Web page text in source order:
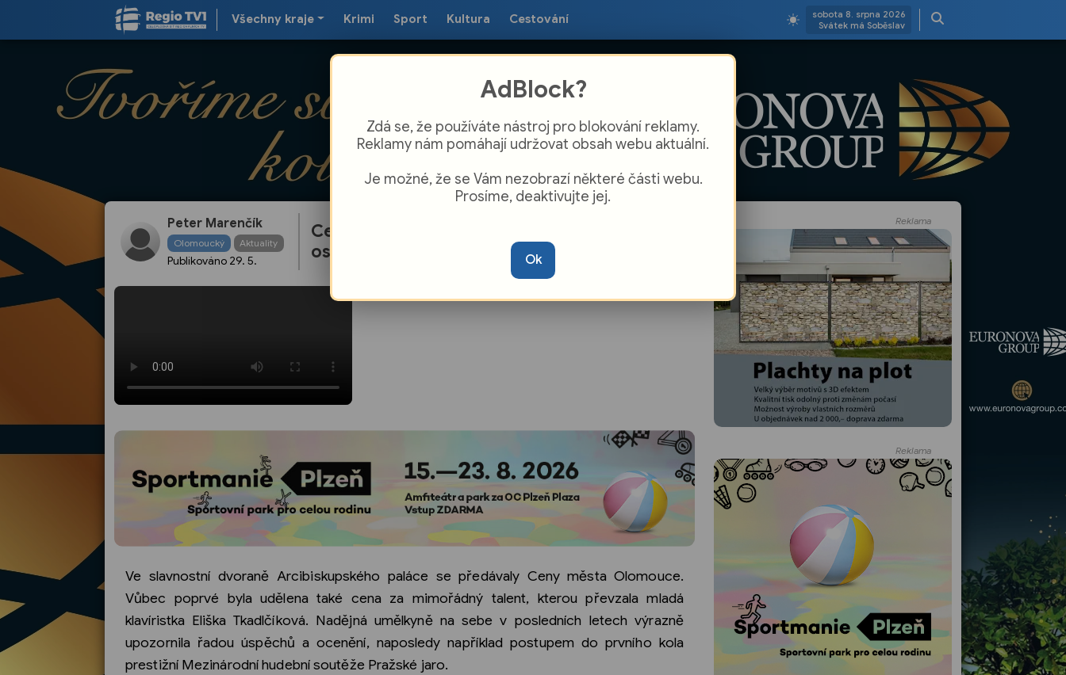
Všechny kraje Krimi Sport Kultura Cestování
sobota 8. srpna 2026
Svátek má Soběslav
Peter Marenčík
Olomoucký Aktuality
Publikováno 29. 5.
Ceny města Olomouce ocenily výjimečné
osobnosti. Poprvé i mimořádný talent
Ve slavnostní dvoraně Arcibiskupského paláce se předávaly Ceny města Olomouce.
Vůbec poprvé byla udělena také cena za mimořádný talent, kterou převzala mladá
klavíristka Eliška Tkadlčíková. Nadějná umělkyně na sebe v posledních letech výrazně
upozornila řadou úspěchů a ocenění, naposledy například postupem do prvního kola
prestižní Mezinárodní hudební soutěže Pražské jaro.
Reklama
Reklama
AdBlock?
Zdá se, že používáte nástroj pro blokování reklamy.
Reklamy nám pomáhají udržovat obsah webu aktuální.
Je možné, že se Vám nezobrazí některé části webu.
Prosíme, deaktivujte jej.
Ok